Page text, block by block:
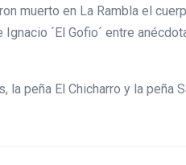
muerto en La Rambla el
´El Gofio´ entre
la peña El Chicharro y la peña